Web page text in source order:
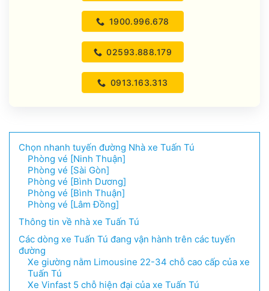
1900.996.678
02593.888.179
0913.163.313
Chọn nhanh tuyến đường Nhà xe Tuấn Tú
Phòng vé [Ninh Thuận]
Phòng vé [Sài Gòn]
Phòng vé [Bình Dương]
Phòng vé [Bình Thuận]
Phòng vé [Lâm Đồng]
Thông tin về nhà xe Tuấn Tú
Các dòng xe Tuấn Tú đang vận hành trên các tuyến
đường
Xe giường nằm Limousine 22-34 chỗ cao cấp của xe
Tuấn Tú
Xe Vinfast 5 chỗ hiện đại của xe Tuấn Tú